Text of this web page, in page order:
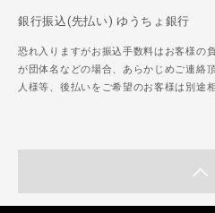
銀行振込(先払い) ゆうちょ銀行
恐れ入りますがお振込手数料はお客様の
が団体名などの場合、あらかじめご連絡
人様等、後払いをご希望のお客様は別途